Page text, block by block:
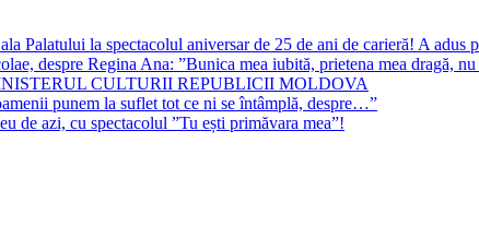
Palatului la spectacolul aniversar de 25 de ani de carieră! A adus
despre Regina Ana: ”Bunica mea iubită, prietena mea dragă,
CULTURII REPUBLICII MOLDOVA
punem la suflet tot ce ni se întâmplă, despre…”
de azi, cu spectacolul ”Tu ești primăvara mea”!